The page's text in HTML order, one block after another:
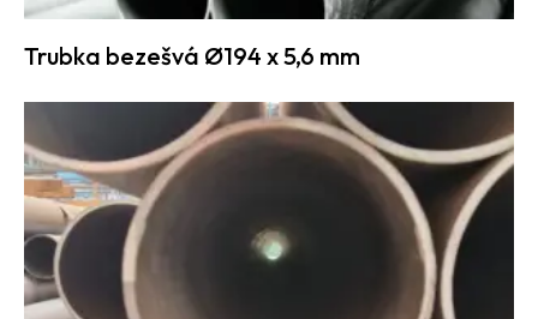
Trubka bezešvá Ø194 x 5,6 mm